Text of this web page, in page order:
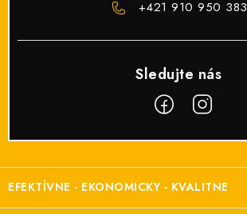
+421 910 950 383
á
pEFEKTÍVNE - EKONOMICKY - KVALITNE